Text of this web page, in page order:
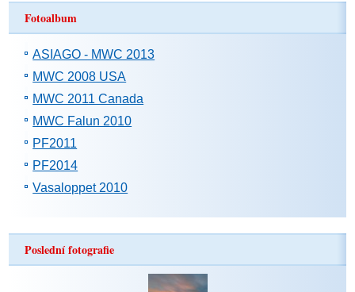
Fotoalbum
ASIAGO - MWC 2013
MWC 2008 USA
MWC 2011 Canada
MWC Falun 2010
PF2011
PF2014
Vasaloppet 2010
Poslední fotografie